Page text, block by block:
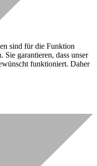
sind für die Funktion
Sie garantieren, dass unser
funktioniert. Daher